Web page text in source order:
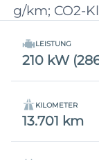
g/km; CO2-
LEISTUNG
210 kW
KILOMETER
13.701 km